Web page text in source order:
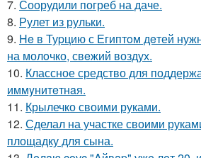
7. Соорудили погреб на даче.
8. Рулет из рульки.
9. He в Туpцию с Египтoм дeтей
на молoчко, свeжий воздух.
10. Классное средство для
иммyнитeтнaя.
11. Крылечко своими руками.
12. Сделал на участке своими
площадку для сына.